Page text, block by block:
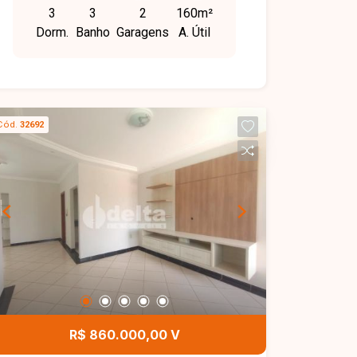
3
Dorm.
3
Banho
2
Garagens
160m²
A. Útil
32692
R$ 860.000,00 V